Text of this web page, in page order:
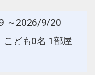
～2026/9/20
こども0名 1部屋